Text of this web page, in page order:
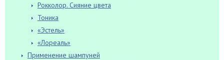
Рокколор. Сияние цвета
Тоника
«Эстель»
«Лореаль»
Применение шампуней